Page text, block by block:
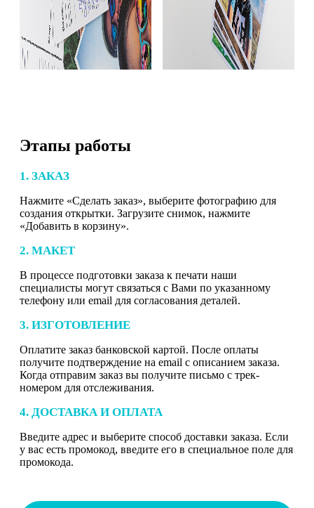
Этапы работы
1. ЗАКАЗ
Нажмите «Сделать заказ», выберите фотографию для
создания открытки. Загрузите снимок, нажмите
«Добавить в корзину».
2. МАКЕТ
В процессе подготовки заказа к печати наши
специалисты могут связаться с Вами по указанному
телефону или email для согласования деталей.
3. ИЗГОТОВЛЕНИЕ
Оплатите заказ банковской картой. После оплаты
получите подтверждение на email с описанием заказа.
Когда отправим заказ вы получите письмо с трек-
номером для отслеживания.
4. ДОСТАВКА И ОПЛАТА
Введите адрес и выберите способ доставки заказа. Если
у вас есть промокод, введите его в специальное поле для
промокода.